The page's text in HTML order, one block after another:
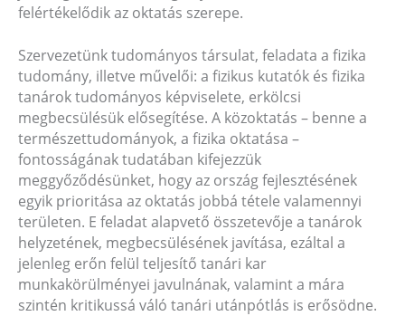
felértékelődik az oktatás szerepe.
Szervezetünk tudományos társulat, feladata a fizika
tudomány, illetve művelői: a fizikus kutatók és fizika
tanárok tudományos képviselete, erkölcsi
megbecsülésük elősegítése. A közoktatás – benne a
természettudományok, a fizika oktatása –
fontosságának tudatában kifejezzük
meggyőződésünket, hogy az ország fejlesztésének
egyik prioritása az oktatás jobbá tétele valamennyi
területen. E feladat alapvető összetevője a tanárok
helyzetének, megbecsülésének javítása, ezáltal a
jelenleg erőn felül teljesítő tanári kar
munkakörülményei javulnának, valamint a mára
szintén kritikussá váló tanári utánpótlás is erősödne.